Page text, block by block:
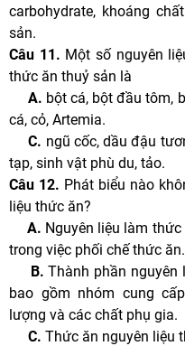
carbohydrate, khoáng
sản.
Câu 11. Một số nguyên
thức ăn thuỷ sản là
A. bột cá, bột đầu tôm,
cá, cỏ, Artemia.
C. ngũ cốc, dầu đậu
tạp, sinh vật phù du, tảo.
Câu 12. Phát biểu nào
liệu thức ăn?
A. Nguyên liệu làm
trong việc phối chế thức ăn.
B.Thành phần nguyên
bao gồm nhóm cung
lượng và các chất phụ gia.
C. Thức ăn nguyên liệu